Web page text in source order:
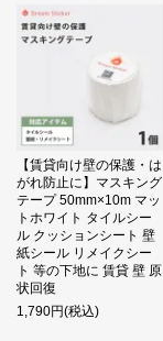
【賃貸向け壁の保護・は
がれ防止に】マスキング
テープ 50mm×10m マッ
トホワイト タイルシー
ル クッションシート 壁
紙シール リメイクシー
ト 等の下地に 賃貸 壁 原
状回復
1,790円(税込)